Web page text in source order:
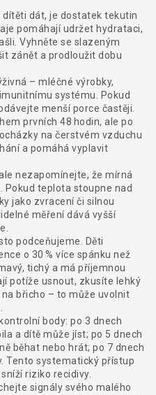
dát, je dostatek tekutin
pomáhají udržet hydrataci,
Vyhněte se slazeným
zánět a prodloužit dobu
– mléčné výrobky,
systému. Pokud
menší porce častěji.
prvních 48 hodin, ale po
na čerstvém vzduchu
a pomáhá vyplavit
nezapomínejte, že mírná
Pokud teplota stoupne nad
jako zvracení či silnou
měření dává vyšší
podceňujeme. Děti
o 30 % více spánku než
tichý a má příjemnou
potíže usnout, zkusíte lehký
břicho – to může uvolnit
body: po 3 dnech
a dítě může jíst; po 5 dnech
běhat nebo hrát; po 7 dnech
Tento systematický přístup
riziko recidivy.
signály svého malého